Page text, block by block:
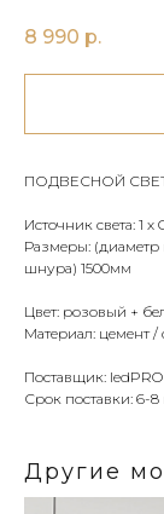
8 990 р.
ПОДВЕСНОЙ
Источник света: 1
Размеры: (диаметр
шнура) 1500мм
Цвет: розовый +
Материал: цемент /
Поставщик:
Срок поставки: 6-8
Другие